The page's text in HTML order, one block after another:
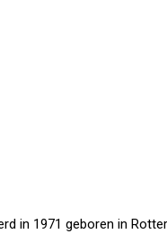
in 1971 geboren in